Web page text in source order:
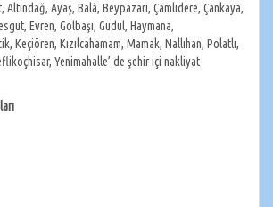
Altındağ, Ayaş, Balâ, Beypazarı, Çamlıdere, Çankaya,
Evren, Gölbaşı, Güdül, Haymana,
Keçiören, Kızılcahamam, Mamak, Nallıhan, Polatlı,
Yenimahalle’ de şehir içi nakliyat